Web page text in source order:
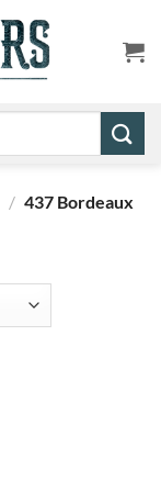
/ 437 Bordeaux